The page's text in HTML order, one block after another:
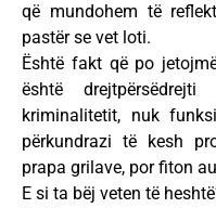
që mundohem të
pastër se vet loti.
Është fakt që po
është
kriminalitetit, nuk
përkundrazi të kesh
prapa grilave, por fiton
E si ta bëj veten të